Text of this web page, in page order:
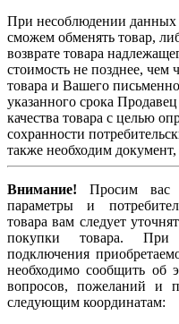
При несоблюдении
сможем обменять товар,
возврате товара
стоимость не позднее, чем
товара и Вашего
указанного срока
качества товара с целью
сохранности
также необходим
Внимание! Просим вас
параметры и
товара вам следует
покупки товара. При
подключения
необходимо сообщить об
вопросов, пожеланий и
следующим координатам: